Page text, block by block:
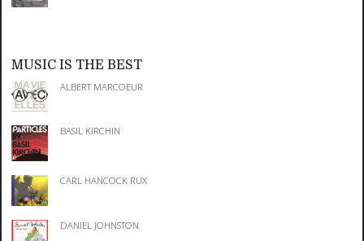
MUSIC IS THE BEST
ALBERT MARCOEUR
BASIL KIRCHIN
CARL HANCOCK RUX
DANIEL JOHNSTON